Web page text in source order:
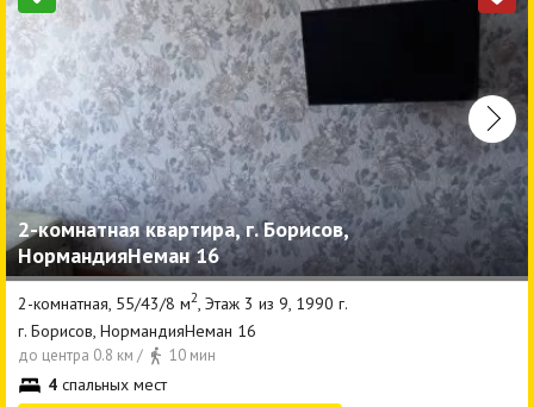
2-комнатная квартира, г. Борисов,
НормандияНеман 16
2-комнатная, 55/43/8 м2 , Этаж 3 из 9, 1990 г.
г. Борисов, НормандияНеман 16
до центра 0.8 км / 10 мин
4 спальных мест